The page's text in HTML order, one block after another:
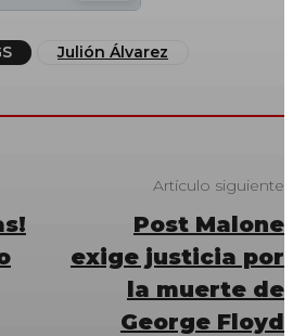
Julión Álvarez
Artículo siguiente
Post Malone
exige justicia por
la muerte de
George Floyd